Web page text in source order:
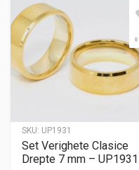
SKU: UP1931
Set Verighete Clasice
Drepte 7 mm – UP1931